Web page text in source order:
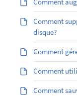
Comment
disque?
Comment
Comment
Comment